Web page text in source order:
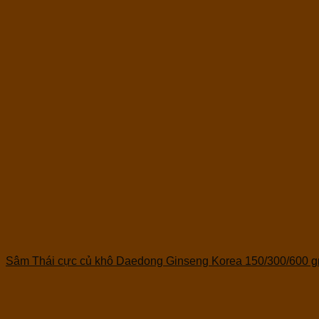
Sâm Thái cực củ khô Daedong Ginseng Korea 150/300/600